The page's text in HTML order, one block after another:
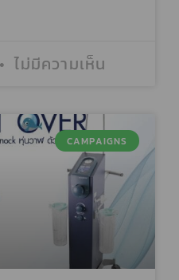
นวมินทร์
ลาดพร้าว)
ไม่มีความเห็น
CAMPAIGNS